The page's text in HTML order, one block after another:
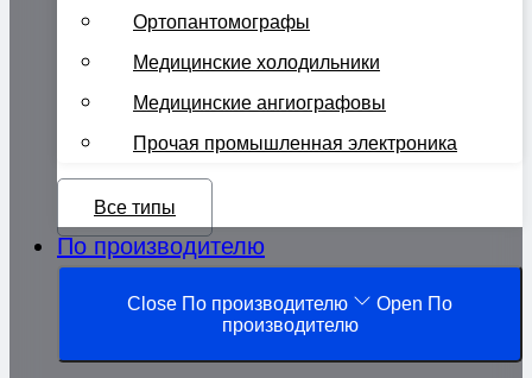
Ортопантомографы
Медицинские холодильники
Медицинские ангиографовы
Прочая промышленная электроника
Все типы
По производителю
Close По производителю
Open По
производителю